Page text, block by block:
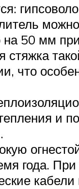
50 мм
что
и
года.
кабели